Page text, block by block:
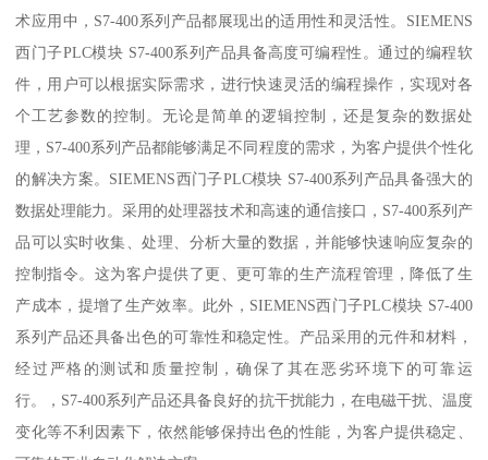
术应用中，S7-400系列产品都展现出的适用性和灵活性。SIEMENS
西门子PLC模块 S7-400系列产品具备高度可编程性。通过的编程软
件，用户可以根据实际需求，进行快速灵活的编程操作，实现对各
个工艺参数的控制。无论是简单的逻辑控制，还是复杂的数据处
理，S7-400系列产品都能够满足不同程度的需求，为客户提供个性化
的解决方案。SIEMENS西门子PLC模块 S7-400系列产品具备强大的
数据处理能力。采用的处理器技术和高速的通信接口，S7-400系列产
品可以实时收集、处理、分析大量的数据，并能够快速响应复杂的
控制指令。这为客户提供了更、更可靠的生产流程管理，降低了生
产成本，提增了生产效率。此外，SIEMENS西门子PLC模块 S7-400
系列产品还具备出色的可靠性和稳定性。产品采用的元件和材料，
经过严格的测试和质量控制，确保了其在恶劣环境下的可靠运
行。，S7-400系列产品还具备良好的抗干扰能力，在电磁干扰、温度
变化等不利因素下，依然能够保持出色的性能，为客户提供稳定、